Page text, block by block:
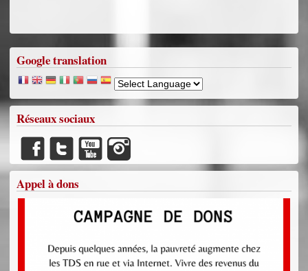
Google translation
Réseaux sociaux
Appel à dons